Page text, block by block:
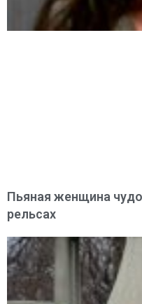
Пьяная женщина
рельсах